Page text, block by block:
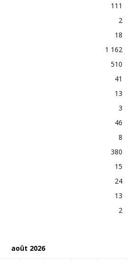
111
2
18
1 162
510
41
13
3
46
8
380
15
24
13
2
août 2026